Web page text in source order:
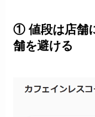
① 値段は店舗
舗を避ける